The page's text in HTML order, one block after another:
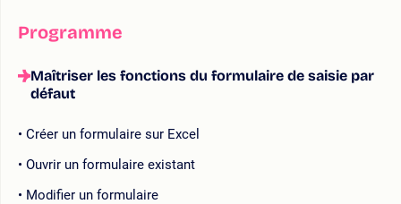
Programme
Maîtriser les fonctions du formulaire de saisie par
défaut
Créer un formulaire sur Excel
Ouvrir un formulaire existant
Modifier un formulaire